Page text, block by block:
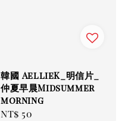
韓國 AellieK_明信片_
仲夏早晨Midsummer
morning
Regular
NT$ 50